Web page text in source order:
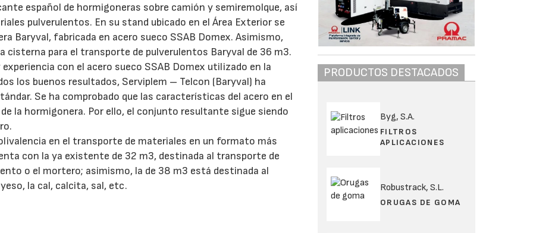
español de hormigoneras sobre camión y semiremolque, así
pulverulentos. En su stand ubicado en el Área Exterior se
Baryval, fabricada en acero sueco SSAB Domex. Asimismo,
cisterna para el transporte de pulverulentos Baryval de 36 m3.
con el acero sueco SSAB Domex utilizado en la
los buenos resultados, Serviplem – Telcon (Baryval) ha
Se ha comprobado que las características del acero en el
la hormigonera. Por ello, el conjunto resultante sigue siendo
en el transporte de materiales en un formato más
con la ya existente de 32 m3, destinada al transporte de
o el mortero; asimismo, la de 38 m3 está destinada al
la cal, calcita, sal, etc.
PRODUCTOS DESTACADOS
Byg, S.A.
FILTROS
APLICACIONES
Robustrack, S.L.
ORUGAS DE GOMA